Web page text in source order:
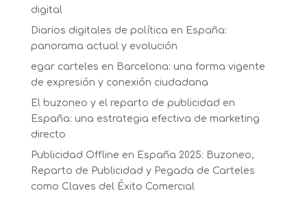
digital
Diarios digitales de política en España:
panorama actual y evolución
egar carteles en Barcelona: una forma vigente
de expresión y conexión ciudadana
El buzoneo y el reparto de publicidad en
España: una estrategia efectiva de marketing
directo
Publicidad Offline en España 2025: Buzoneo,
Reparto de Publicidad y Pegada de Carteles
como Claves del Éxito Comercial